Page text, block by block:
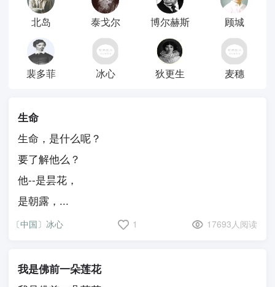
北岛 泰戈尔 博尔赫斯 顾城
裴多菲 冰心 狄更生 麦穗
生命
生命，是什么呢？
要了解他么？
他--是昙花，
是朝露，...
〔中国〕冰心 1 17693人阅读
我是佛前一朵莲花